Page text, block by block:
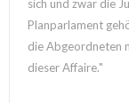
sich und zwar die
Planparlament
die Abgeordneten
dieser Affaire."